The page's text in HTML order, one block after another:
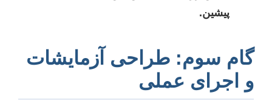
پیشین.
گام سوم: طراحی آزمایشات
و اجرای عملی